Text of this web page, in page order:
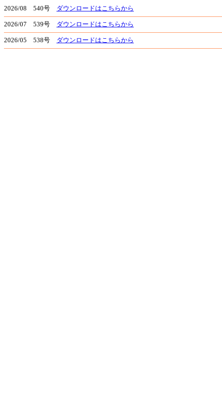
2026/08 540号 ダウンロードはこちらから
2026/07 539号 ダウンロードはこちらから
2026/05 538号 ダウンロードはこちらから